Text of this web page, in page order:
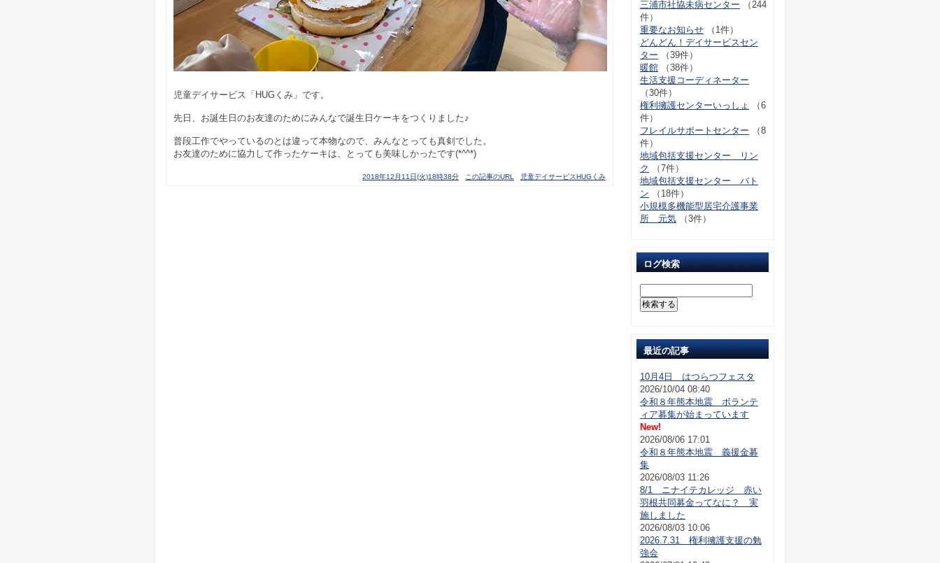
児童デイサービス「HUGくみ」です。
先日、お誕生日のお友達のためにみんなで誕生日ケーキをつくりました♪
普段工作でやっているのとは違って本物なので、みんなとっても真剣でした。
お友達のために協力して作ったケーキは、とっても美味しかったです(*^^*)
2018年12月11日(火)18時38分 この記事のURL 児童デイサービスHUGくみ
三浦市社協未病センター （244
件）
重要なお知らせ （1件）
どんどん！デイサービスセン
ター （39件）
暖館 （38件）
生活支援コーディネーター
（30件）
権利擁護センターいっしょ
（6
件）
フレイルサポートセンター （8
件）
地域包括支援センター リン
ク
（7件）
地域包括支援センター バト
ン （18件）
小規模多機能型居宅介護事業
所 元気 （3件）
ログ検索
最近の記事
10月4日 はつらつフェスタ
2026/10/04 08:40
令和８年熊本地震 ボランテ
ィア募集が始まっています
New!
2026/08/06 17:01
令和８年熊本地震 義援金募
集
2026/08/03 11:26
8/1 ニナイテカレッジ 赤い
羽根共同募金ってなに？ 実
施しました
2026/08/03 10:06
2026.7.31 権利擁護支援の勉
強会